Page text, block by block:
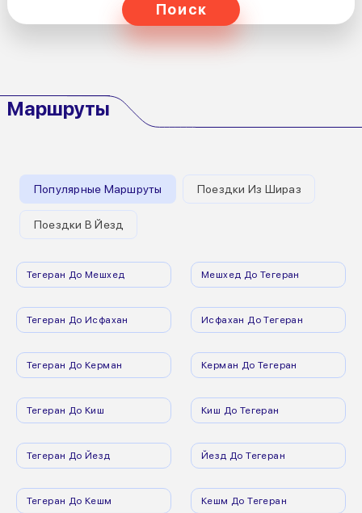
Поиск
Маршруты
Популярные Маршруты Поездки Из Шираз
Поездки В Йезд
Тегеран До Мешхед Мешхед До Тегеран
Тегеран До Исфахан Исфахан До Тегеран
Тегеран До Керман Керман До Тегеран
Тегеран До Киш Киш До Тегеран
Тегеран До Йезд Йезд До Тегеран
Тегеран До Кешм Кешм До Тегеран